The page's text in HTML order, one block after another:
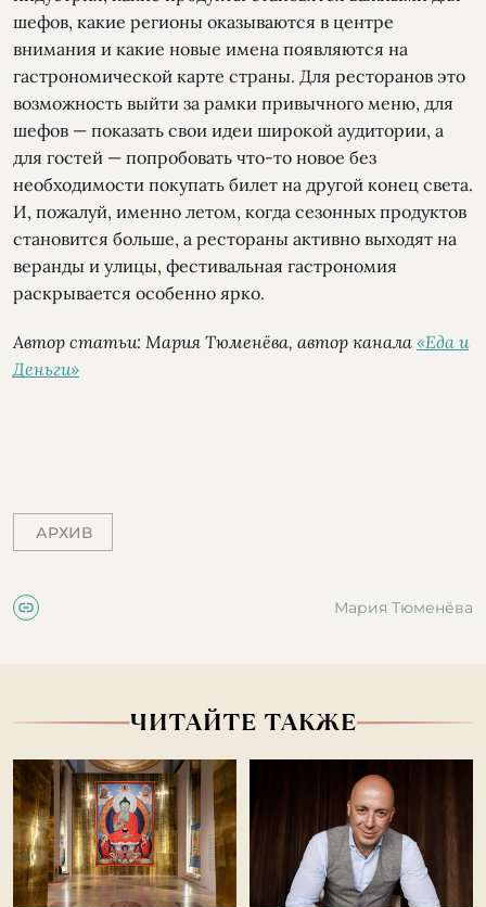
шефов, какие регионы оказываются в центре
внимания и какие новые имена появляются на
гастрономической карте страны. Для ресторанов это
возможность выйти за рамки привычного меню, для
шефов — показать свои идеи широкой аудитории, а
для гостей — попробовать что-то новое без
необходимости покупать билет на другой конец света.
И, пожалуй, именно летом, когда сезонных продуктов
становится больше, а рестораны активно выходят на
веранды и улицы, фестивальная гастрономия
раскрывается особенно ярко.
Автор статьи: Мария Тюменёва, автор канала «Еда и
Деньги»
АРХИВ
Мария Тюменёва
ЧИТАЙТЕ ТАКЖЕ